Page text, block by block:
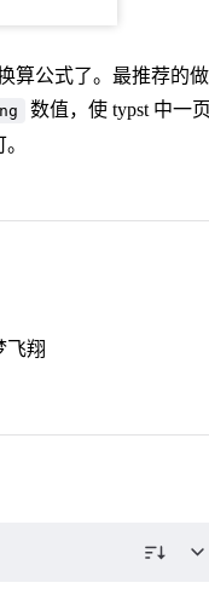
算公式了。最推荐的
数值，使 typst 中一
飞翔